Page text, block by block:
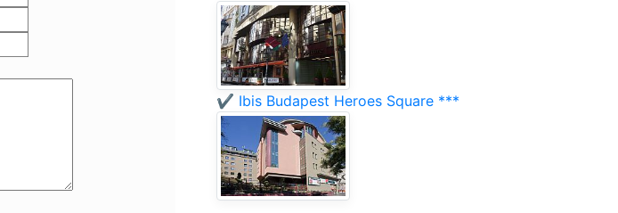
✔️ Ibis Budapest Heroes Square ***